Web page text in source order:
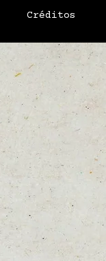
Créditos